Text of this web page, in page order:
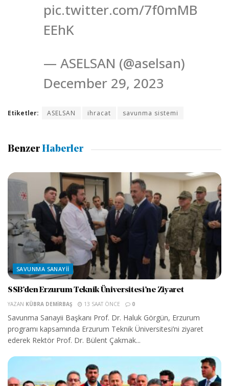
pic.twitter.com/7f0mMB
EEhK
— ASELSAN (@aselsan)
December 29, 2023
Etiketler: ASELSAN ihracat savunma sistemi
Benzer Haberler
SAVUNMA SANAYII
SSB’den Erzurum Teknik Üniversitesi’ne Ziyaret
YAZAN KÜBRA DEMIRBAŞ 13 SAAT ÖNCE 0
Savunma Sanayii Başkanı Prof. Dr. Haluk Görgün, Erzurum
programı kapsamında Erzurum Teknik Üniversitesi’ni ziyaret
ederek Rektör Prof. Dr. Bülent Çakmak...